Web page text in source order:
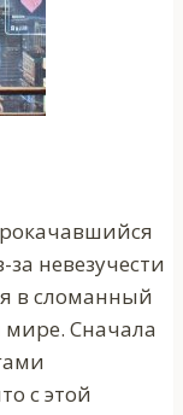
невезучести
в сломанный
мире. Сначала
с этой